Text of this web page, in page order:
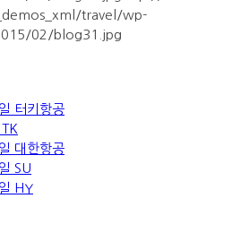
travel/wp-
02/blog31.jpg
터키항공
대한항공
SU
HY